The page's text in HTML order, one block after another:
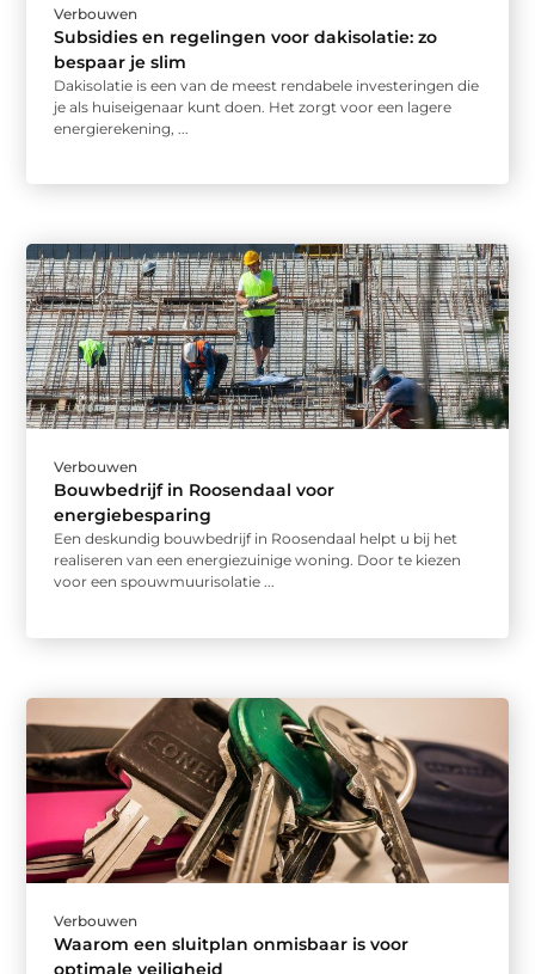
Verbouwen
Subsidies en regelingen voor dakisolatie: zo
bespaar je slim
Dakisolatie is een van de meest rendabele investeringen die
je als huiseigenaar kunt doen. Het zorgt voor een lagere
energierekening, ...
Verbouwen
Bouwbedrijf in Roosendaal voor
energiebesparing
Een deskundig bouwbedrijf in Roosendaal helpt u bij het
realiseren van een energiezuinige woning. Door te kiezen
voor een spouwmuurisolatie ...
Verbouwen
Waarom een sluitplan onmisbaar is voor
optimale veiligheid